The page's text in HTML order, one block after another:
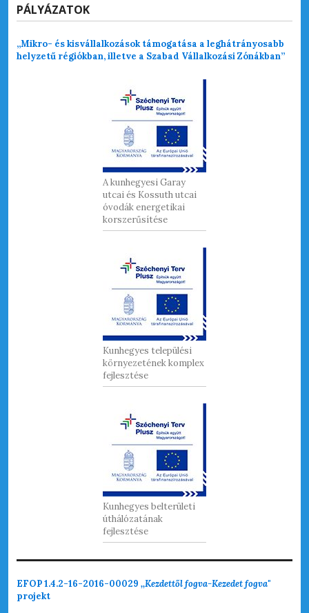
PÁLYÁZATOK
„Mikro- és kisvállalkozások támogatása a leghátrányosabb
helyzetű régiókban, illetve a Szabad Vállalkozási Zónákban”
A kunhegyesi Garay
utcai és Kossuth utcai
óvodák energetikai
korszerűsítése
Kunhegyes települési
környezetének komplex
fejlesztése
Kunhegyes belterületi
úthálózatának
fejlesztése
EFOP 1.4.2-16-2016-00029 ,,Kezdettől fogva-Kezedet fogva"
projekt